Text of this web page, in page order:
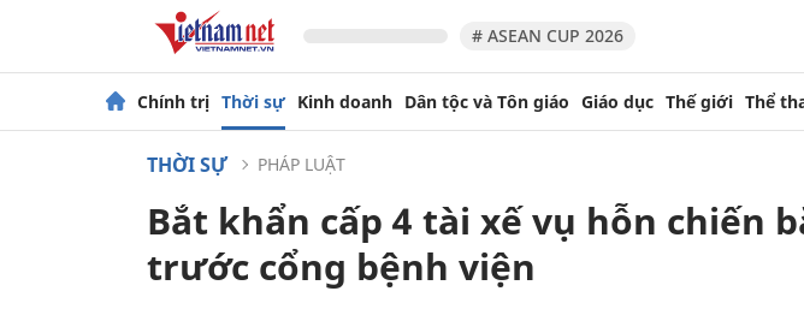
# ASEAN CUP 2026
Chính trị Thời sự Kinh doanh Dân tộc và Tôn giáo Giáo dục Thế giới Thể
THỜI SỰ PHÁP LUẬT
Bắt khẩn cấp 4 tài xế vụ hỗn chiến
trước cổng bệnh viện